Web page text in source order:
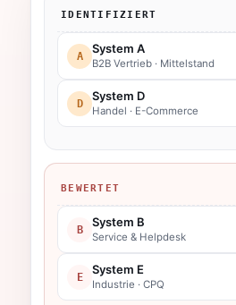
IDENTIFIZIERT
A
System A
B2B Vertrieb · Mittelstand
D
System D
Handel · E-Commerce
BEWERTET
B
System B
Service & Helpdesk
E
System E
Industrie · CPQ